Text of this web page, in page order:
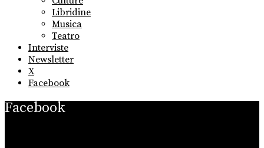
Libridine
Musica
Teatro
Interviste
Newsletter
X
Facebook
Facebook